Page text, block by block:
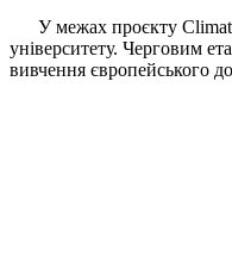
У межах проєкту Climate
університету. Черговим
вивчення європейського